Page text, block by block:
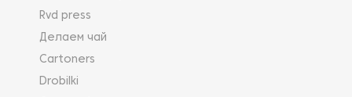
Rvd press
Делаем чай
Cartoners
Drobilki